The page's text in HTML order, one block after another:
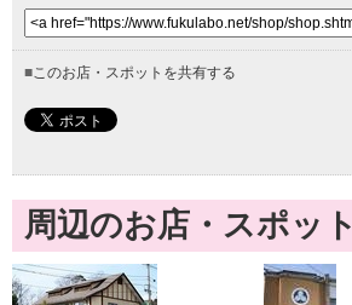
■このお店・スポットを共有する
周辺のお店・スポット